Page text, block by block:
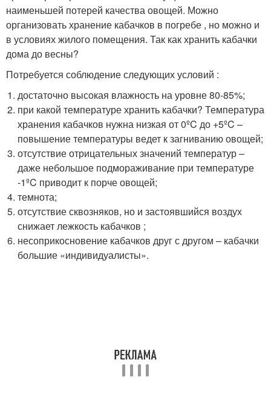
наименьшей потерей качества овощей. Можно
организовать хранение кабачков в погребе , но можно и
в условиях жилого помещения. Так как хранить кабачки
дома до весны?
Потребуется соблюдение следующих условий :
достаточно высокая влажность на уровне 80-85%;
при какой температуре хранить кабачки? Температура
хранения кабачков нужна низкая от 0ºC до +5ºC –
повышение температуры ведет к загниванию овощей;
отсутствие отрицательных значений температур –
даже небольшое подмораживание при температуре
-1ºC приводит к порче овощей;
темнота;
отсутствие сквозняков, но и застоявшийся воздух
снижает лежкость кабачков ;
несоприкосновение кабачков друг с другом – кабачки
большие «индивидуалисты».